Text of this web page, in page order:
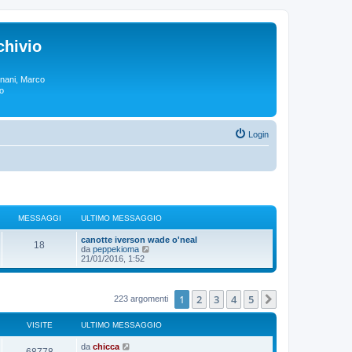
Marco
Login
MESSAGGI ULTIMO MESSAGGIO
18
canotte iverson wade o'neal
da peppekioma
d
l
t
i
m
21/01/2016, 1:52
223 argomenti 1 2 3 4 5
VISITE ULTIMO MESSAGGIO
da chicca